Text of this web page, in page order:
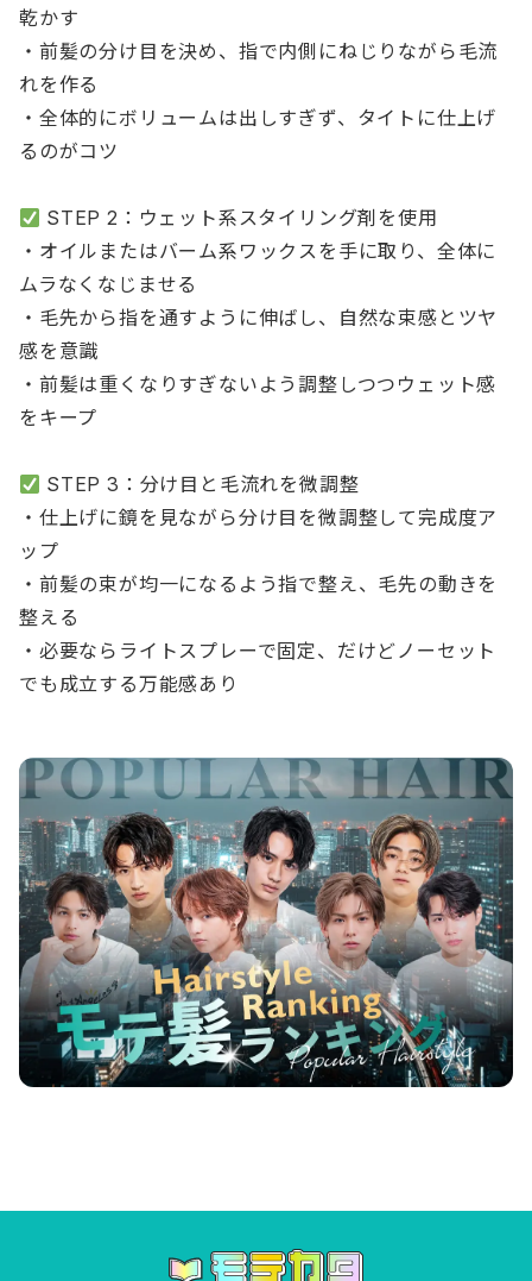
乾かす
・前髪の分け目を決め、指で内側にねじりながら毛流
れを作る
・全体的にボリュームは出しすぎず、タイトに仕上げ
るのがコツ
STEP 2：ウェット系スタイリング剤を使用
・オイルまたはバーム系ワックスを手に取り、全体に
ムラなくなじませる
・毛先から指を通すように伸ばし、自然な束感とツヤ
感を意識
・前髪は重くなりすぎないよう調整しつつウェット感
をキープ
STEP 3：分け目と毛流れを微調整
・仕上げに鏡を見ながら分け目を微調整して完成度ア
ップ
・前髪の束が均一になるよう指で整え、毛先の動きを
整える
・必要ならライトスプレーで固定、だけどノーセット
でも成立する万能感あり